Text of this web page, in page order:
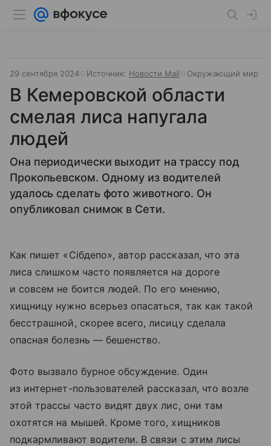
29 сентября 2024 Источник: Новости Mail Окружающий мир
В Кемеровской области
смелая лиса напугала
людей
Она периодически выходит на трассу под
Прокопьевском. Одному из водителей
удалось сделать фото животного. Он
опубликовал снимок в Сети.
Как пишет «Сiбдепо», автор рассказал, что эта
лиса слишком часто появляется на дороге
и совсем не боится людей. По его мнению,
хищницу нужно всерьез опасаться, так как такой
бесстрашной, скорее всего, лисицу сделала
опасная болезнь — бешенство.
Фото вызвало бурное обсуждение. Один
из интернет-пользователей рассказал, что возле
этой трассы часто видят двух лис, они там
охотятся на мышей. Кроме того, хищников
подкармливают водители. В связи с этим лисы